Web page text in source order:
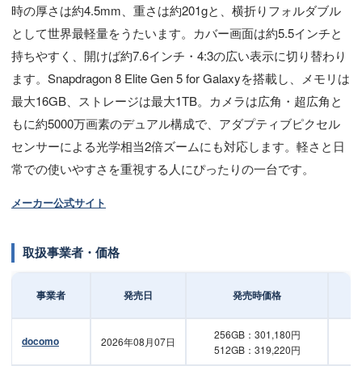
時の厚さは約4.5mm、重さは約201gと、横折りフォルダブル
として世界最軽量をうたいます。カバー画面は約5.5インチと
持ちやすく、開けば約7.6インチ・4:3の広い表示に切り替わり
ます。Snapdragon 8 Elite Gen 5 for Galaxyを搭載し、メモリは
最大16GB、ストレージは最大1TB。カメラは広角・超広角と
もに約5000万画素のデュアル構成で、アダプティブピクセル
センサーによる光学相当2倍ズームにも対応します。軽さと日
常での使いやすさを重視する人にぴったりの一台です。
メーカー公式サイト
取扱事業者・価格
事業者 発売日 発売時価格
docomo 2026年08月07日
256GB：301,180円
512GB：319,220円